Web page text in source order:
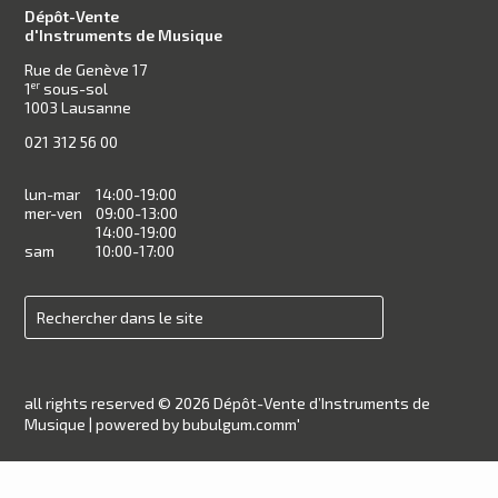
Dépôt-Vente
d'Instruments de Musique
Rue de Genève 17
1er sous-sol
1003 Lausanne
021 312 56 00
lun-mar
14:00-19:00
mer-ven
09:00-13:00
14:00-19:00
sam
10:00-17:00
all rights reserved © 2026 Dépôt-Vente d’Instruments de
Musique |powered by bubulgum.comm'